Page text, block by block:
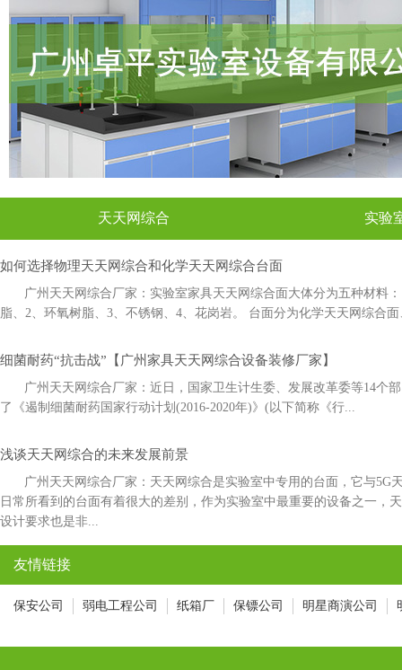
天天网综合 实验
如何选择物理天天网综合和化学天天网综合台面
广州天天网综合厂家：实验室家具天天网综合面大体分为五种材料：
脂、2、环氧树脂、3、不锈钢、4、花岗岩。 台面分为化学天天网综合
细菌耐药“抗击战”【广州家具天天网综合设备装修厂家】
广州天天网综合厂家：近日，国家卫生计生委、发展改革委等14个
了《遏制细菌耐药国家行动计划(2016-2020年)》(以下简称《行...
浅谈天天网综合的未来发展前景
广州天天网综合厂家：天天网综合是实验室中专用的台面，它与5G
日常所看到的台面有着很大的差别，作为实验室中最重要的设备之一，
设计要求也是非...
友情链接
保安公司 弱电工程公司 纸箱厂 保镖公司 明星商演公司